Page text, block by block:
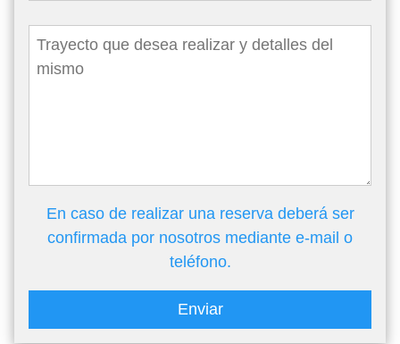
En caso de realizar una reserva deberá ser
confirmada por nosotros mediante e-mail o
teléfono.
Enviar